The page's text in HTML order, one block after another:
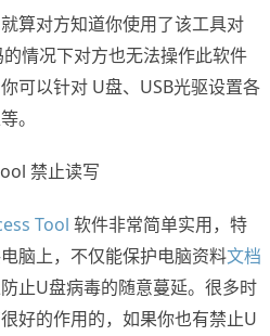
算对方知道你使用了该工具对
情况下对方也无法操作此软件
可以针对 U盘、USB光驱设置各
。
Tool 软件非常简单实用，特
脑上，不仅能保护电脑资料文档
止U盘病毒的随意蔓延。很多时
好的作用的，如果你也有禁止U